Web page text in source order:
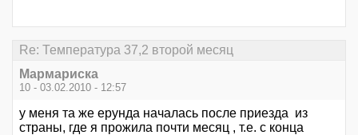
Re: Температура 37,2 второй месяц
Мармариска
10 - 03.02.2010 - 12:57
у меня та же ерунда началась после приезда из
страны, где я прожила почти месяц , т.е. с конца